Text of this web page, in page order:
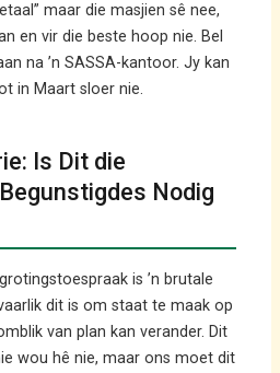
maar die masjien sê nee,
en vir die beste hoop nie. Bel
na ’n SASSA-kantoor. Jy kan
in Maart sloer nie.
Is Dit die
Nodig
is ’n brutale
dit is om staat te maak op
van plan kan verander. Dit
wou hê nie, maar ons moet dit